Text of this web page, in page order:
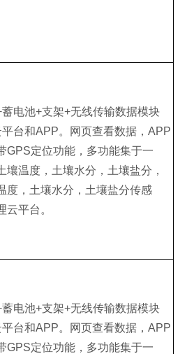
电池+支架+无线传输数据模块
台和APP。网页查看数据，APP
GPS定位功能，多功能集于一
壤温度，土壤水分，土壤盐分，
度，土壤水分，土壤盐分传感
云平台。
电池+支架+无线传输数据模块
台和APP。网页查看数据，APP
GPS定位功能，多功能集于一